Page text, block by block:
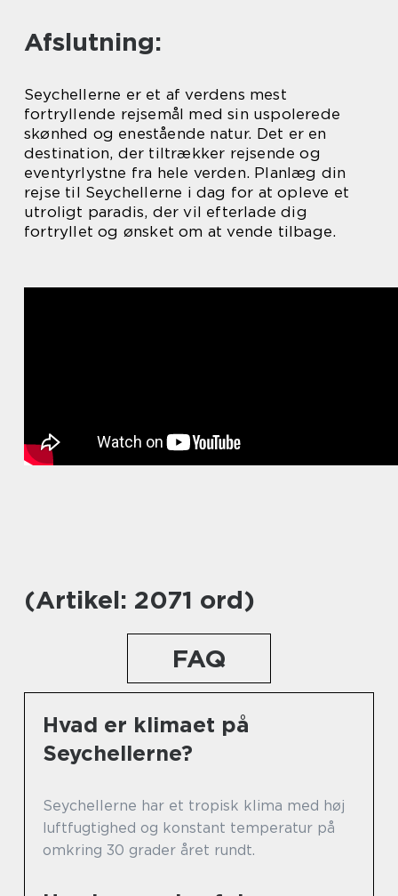
Afslutning:
Seychellerne er et af verdens mest
fortryllende rejsemål med sin uspolerede
skønhed og enestående natur. Det er en
destination, der tiltrækker rejsende og
eventyrlystne fra hele verden. Planlæg din
rejse til Seychellerne i dag for at opleve et
utroligt paradis, der vil efterlade dig
fortryllet og ønsket om at vende tilbage.
(Artikel: 2071 ord)
FAQ
Hvad er klimaet på
Seychellerne?
Seychellerne har et tropisk klima med høj
luftfugtighed og konstant temperatur på
omkring 30 grader året rundt.